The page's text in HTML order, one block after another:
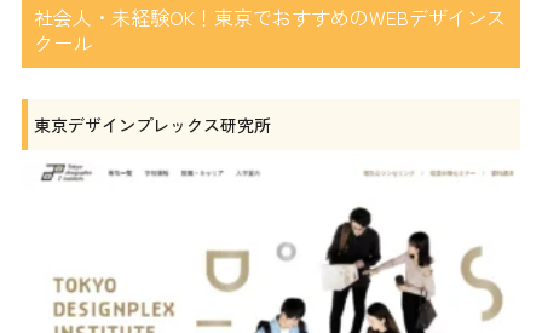
社会人・未経験OK！東京でおすすめのWEBデザインス
クール
東京デザインプレックス研究所